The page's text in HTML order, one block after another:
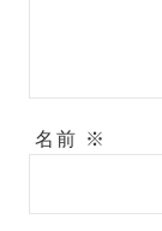
名前 ※